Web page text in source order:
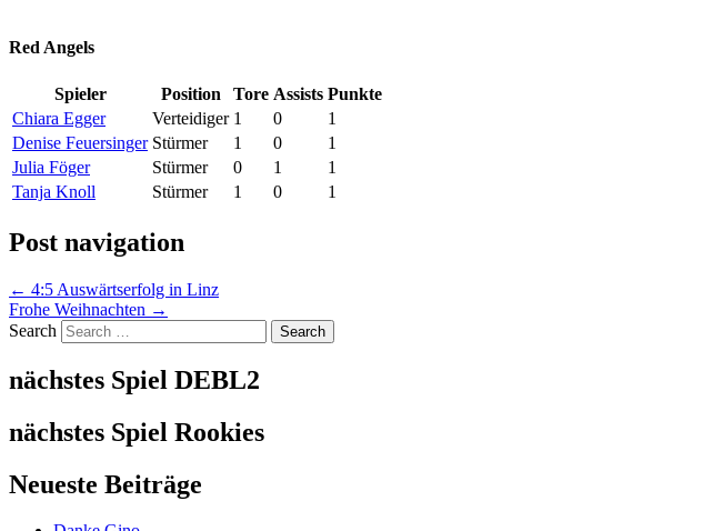
Red Angels
Spieler Position Tore Assists Punkte
Chiara Egger
Verteidiger 1 0
1
Denise Feuersinger Stürmer 1 0
1
Julia Föger
Stürmer 0 1
1
Tanja Knoll
Stürmer 1 0 1
Post navigation
← 4:5 Auswärtserfolg in Linz
Frohe Weihnachten →
Search
nächstes Spiel DEBL2
nächstes Spiel Rookies
Neueste Beiträge